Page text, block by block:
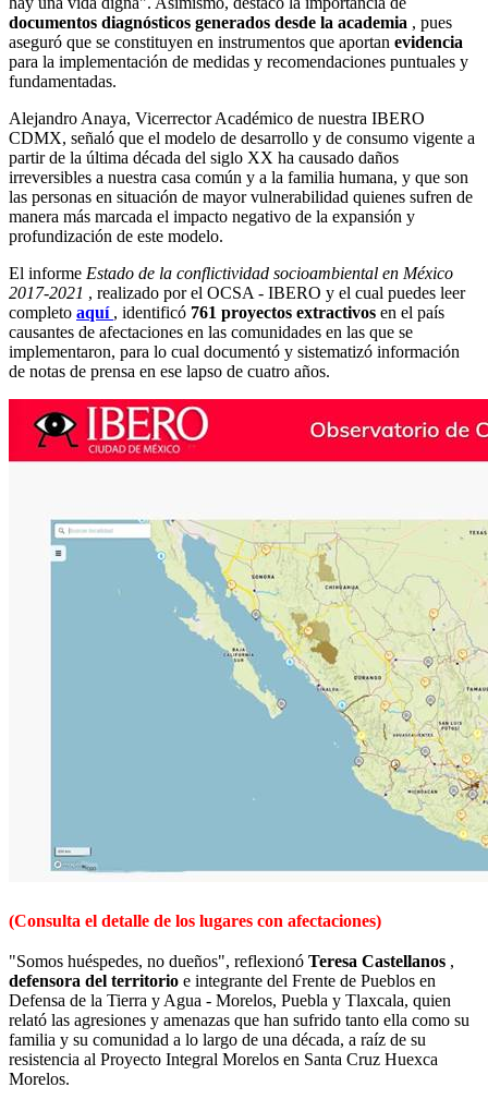
documentos diagnósticos generados desde la academia , pues
aseguró que se constituyen en instrumentos que aportan evidencia
para la implementación de medidas y recomendaciones puntuales y
fundamentadas.
Alejandro Anaya, Vicerrector Académico de nuestra IBERO
CDMX, señaló que el modelo de desarrollo y de consumo vigente a
partir de la última década del siglo XX ha causado daños
irreversibles a nuestra casa común y a la familia humana, y que son
las personas en situación de mayor vulnerabilidad quienes sufren de
manera más marcada el impacto negativo de la expansión y
profundización de este modelo.
El informe Estado de la conflictividad socioambiental en México
2017-2021 , realizado por el OCSA - IBERO y el cual puedes leer
completo aquí , identificó 761 proyectos extractivos en el país
causantes de afectaciones en las comunidades en las que se
implementaron, para lo cual documentó y sistematizó información
de notas de prensa en ese lapso de cuatro años.
(Consulta el detalle de los lugares con afectaciones)
"Somos huéspedes, no dueños", reflexionó Teresa Castellanos ,
defensora del territorio e integrante del Frente de Pueblos en
Defensa de la Tierra y Agua - Morelos, Puebla y Tlaxcala, quien
relató las agresiones y amenazas que han sufrido tanto ella como su
familia y su comunidad a lo largo de una década, a raíz de su
resistencia al Proyecto Integral Morelos en Santa Cruz Huexca
Morelos.